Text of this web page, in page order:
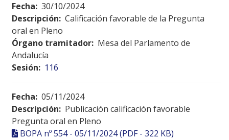
Fecha: 30/10/2024
Descripción: Calificación favorable de la Pregunta
oral en Pleno
Órgano tramitador: Mesa del Parlamento de
Andalucía
Sesión: 116
Fecha: 05/11/2024
Descripción: Publicación calificación favorable
Pregunta oral en Pleno
BOPA nº 554 - 05/11/2024 (PDF - 322 KB)